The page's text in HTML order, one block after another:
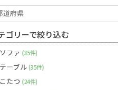
ゴリーで絞り込む
ソファ 35件
テーブル 35件
こたつ 24件